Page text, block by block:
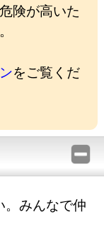
険が高いた
をご覧くだ
。みんなで仲